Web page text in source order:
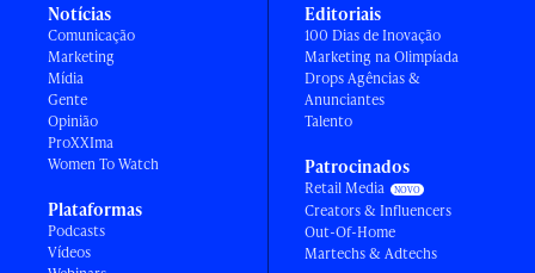
Notícias
Comunicação
Marketing
Mídia
Gente
Opinião
ProXXIma
Women To Watch
Plataformas
Podcasts
Vídeos
Editoriais
100 Dias de Inovação
Marketing na Olimpíada
Drops Agências &
Anunciantes
Talento
Patrocinados
Retail Media
Creators & Influencers
Out-Of-Home
Martechs & Adtechs